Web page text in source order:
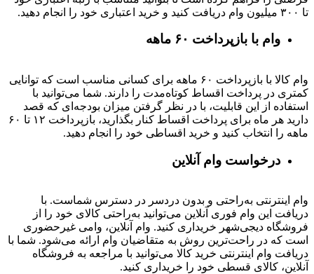
تا ۳۰۰ میلیون وام دریافت کنید و خرید اعتباری خود را انجام دهید.
وام با بازپرداخت ۶۰ ماهه
وام کالا با بازپرداخت ۶۰ ماهه برای کسانی مناسب است که توانایی
کمتری در پرداخت اقساط کوتاه‌مدت را دارند. شما می‌توانید با
استفاده از این قابلیت، با در نظر گرفتن میزان بودجه‌ای که قصد
دارید هر ماه برای پرداخت اقساط کنار بگذارید، بازپرداخت ۱۲ تا ۶۰
ماهه را انتخاب کنید و خرید اقساطی خود را انجام دهید.
درخواست وام آنلاین
وام اینترنتی به‌راحتی و بدون دردسر در دسترس شماست. با
دریافت این وام فوری آنلاین می‌توانید به‌راحتی کالای خود را از
فروشگاه دیجی‌شهر خریداری کنید. وام آنلاین، وامی غیرحضوری
است که در راحت‌ترین روش به متقاضیان وام ارائه می‌شود. شما با
دریافت وام اینترنتی خرید کالا می‌توانید با مراجعه به فروشگاه
آنلاین، کالای قسطی خود را خریداری کنید.